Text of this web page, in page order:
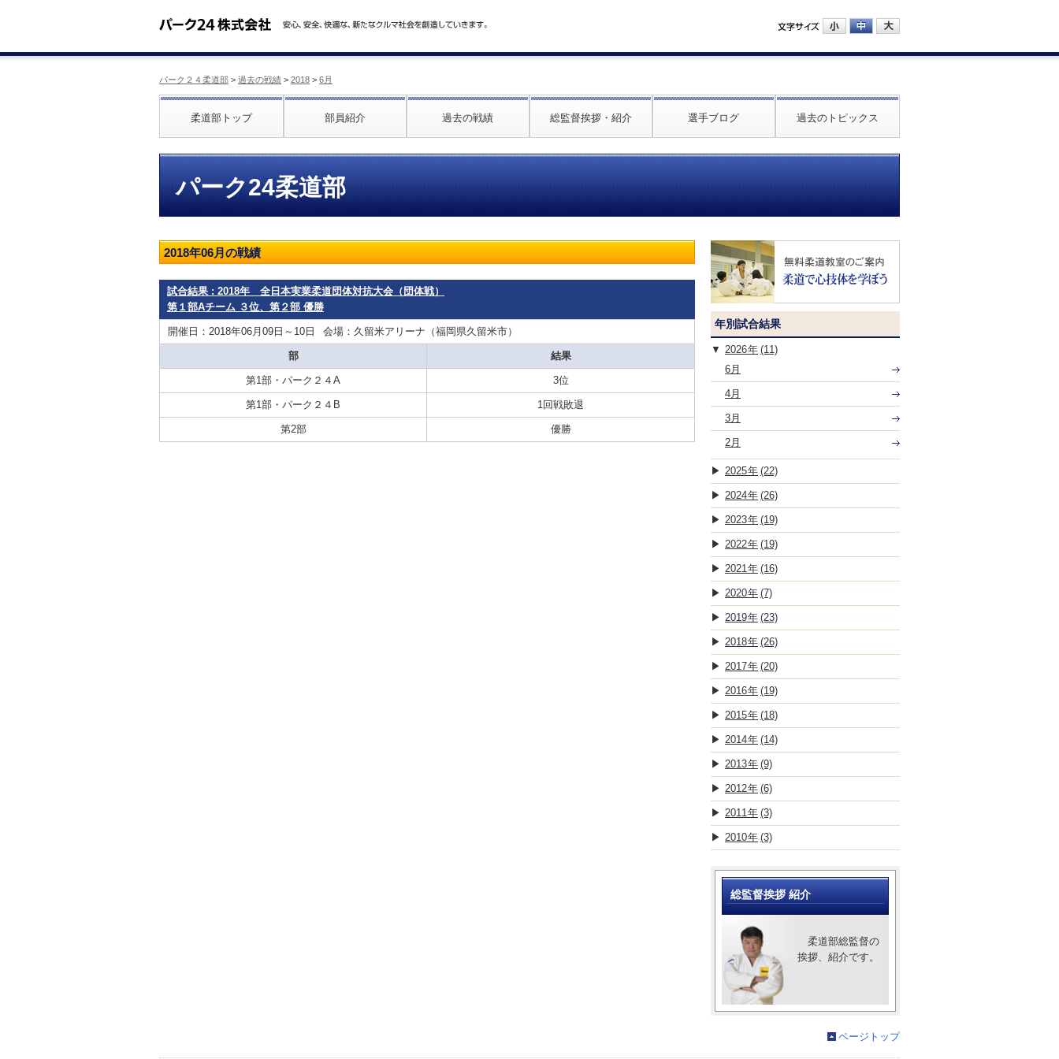
パーク２４柔道部 > 過去の戦績 > 2018 > 6月
柔道部トップ 部員紹介 過去の戦績 総監督挨拶・紹介 選手ブログ 過去のトピックス
パーク24柔道部
2018年06月の戦績
試合結果 : 2018年 全日本実業柔道団体対抗大会（団体戦）
第１部Aチーム ３位、第２部 優勝
開催日：2018年06月09日～10日 会場：久留米アリーナ（福岡県久留米市）
部 結果
第1部・パーク２４A 3位
第1部・パーク２４B 1回戦敗退
第2部 優勝
年別試合結果
2026
(11)
6月
4月
3月
2月
2025 (22)
2024 (26)
2023 (19)
2022 (19)
2021 (16)
2020 (7)
2019 (23)
2018 (26)
2017 (20)
2016 (19)
2015 (18)
2014 (14)
2013 (9)
2012 (6)
2011 (3)
2010 (3)
総監督挨拶 紹介
柔道部総監督の
挨拶、紹介です。
ページトップ